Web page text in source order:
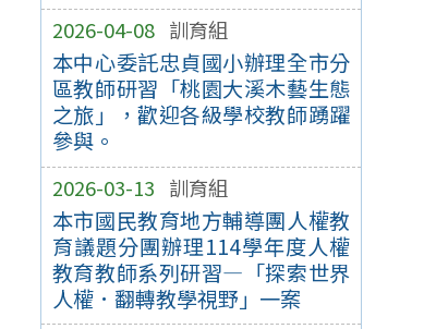
2026-04-08 訓育組
本中心委託忠貞國小辦理全市分
區教師研習「桃園大溪木藝生態
之旅」，歡迎各級學校教師踴躍
參與。
2026-03-13 訓育組
本市國民教育地方輔導團人權教
育議題分團辦理114學年度人權
教育教師系列研習—「探索世界
人權．翻轉教學視野」一案